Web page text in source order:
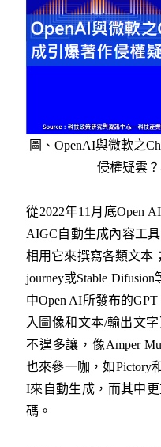
圖、OpenAI與微軟之
侵權疑雲
從2022年11月底Open
AIGC自動生成內容工
相用它來撰寫各類文本
journey或Stable
中Open AI所發布的
入圖像和文本/輸出文
不遑多讓，像Amper
也來參一咖，如Pictory
I來自動生成，而其中
碼。